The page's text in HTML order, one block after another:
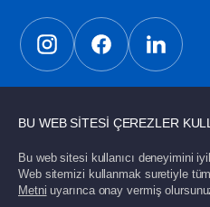
Güncel gelişmelerden
BU WEB SİTESİ ÇEREZLER
Bu web sitesi kullanıcı deneyimini
Web sitemizi kullanmak suretiyle
Metni uyarınca onay vermiş